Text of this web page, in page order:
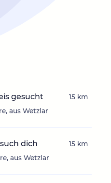
gesucht
aus Wetzlar
15 km
dich
aus Wetzlar
15 km